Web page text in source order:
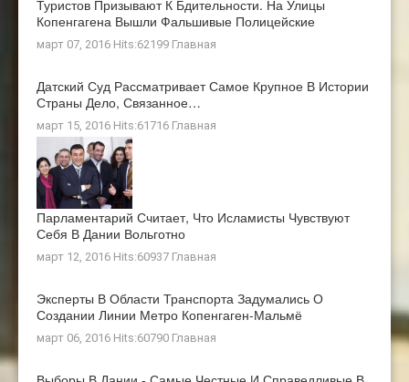
Туристов Призывают К Бдительности. На Улицы
Копенгагена Вышли Фальшивые Полицейские
март 07, 2016 Hits:62199 Главная
Датский Суд Рассматривает Самое Крупное В Истории
Страны Дело, Связанное…
март 15, 2016 Hits:61716 Главная
Парламентарий Считает, Что Исламисты Чувствуют
Себя В Дании Вольготно
март 12, 2016 Hits:60937 Главная
Эксперты В Области Транспорта Задумались О
Создании Линии Метро Копенгаген-Мальмё
март 06, 2016 Hits:60790 Главная